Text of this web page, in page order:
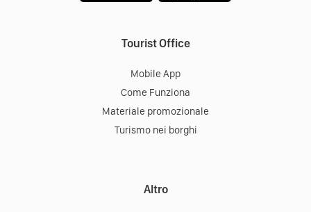
Tourist Office
Mobile App
Come Funziona
Materiale promozionale
Turismo nei borghi
Altro